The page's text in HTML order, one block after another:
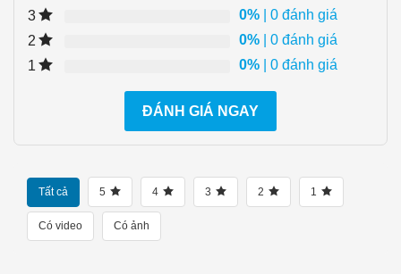
3
0% | 0 đánh giá
2
0% | 0 đánh giá
1
0% | 0 đánh giá
ĐÁNH GIÁ NGAY
Tất cả 5 4 3 2 1
Có video Có ảnh